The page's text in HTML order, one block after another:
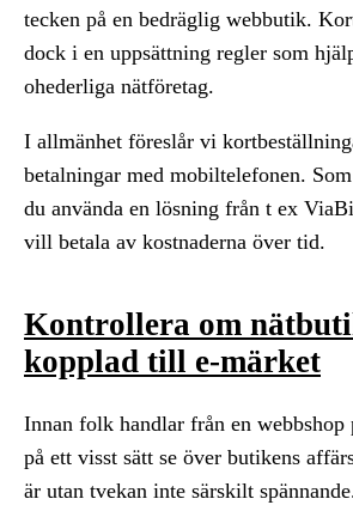
tecken på en bedräglig webbutik.
dock i en uppsättning regler som
ohederliga nätföretag.
I allmänhet föreslår vi
betalningar med mobiltelefonen.
du använda en lösning från t ex
vill betala av kostnaderna över tid.
Kontrollera om
kopplad till e-märket
Innan folk handlar från en webbshop
på ett visst sätt se över butikens
är utan tvekan inte särskilt